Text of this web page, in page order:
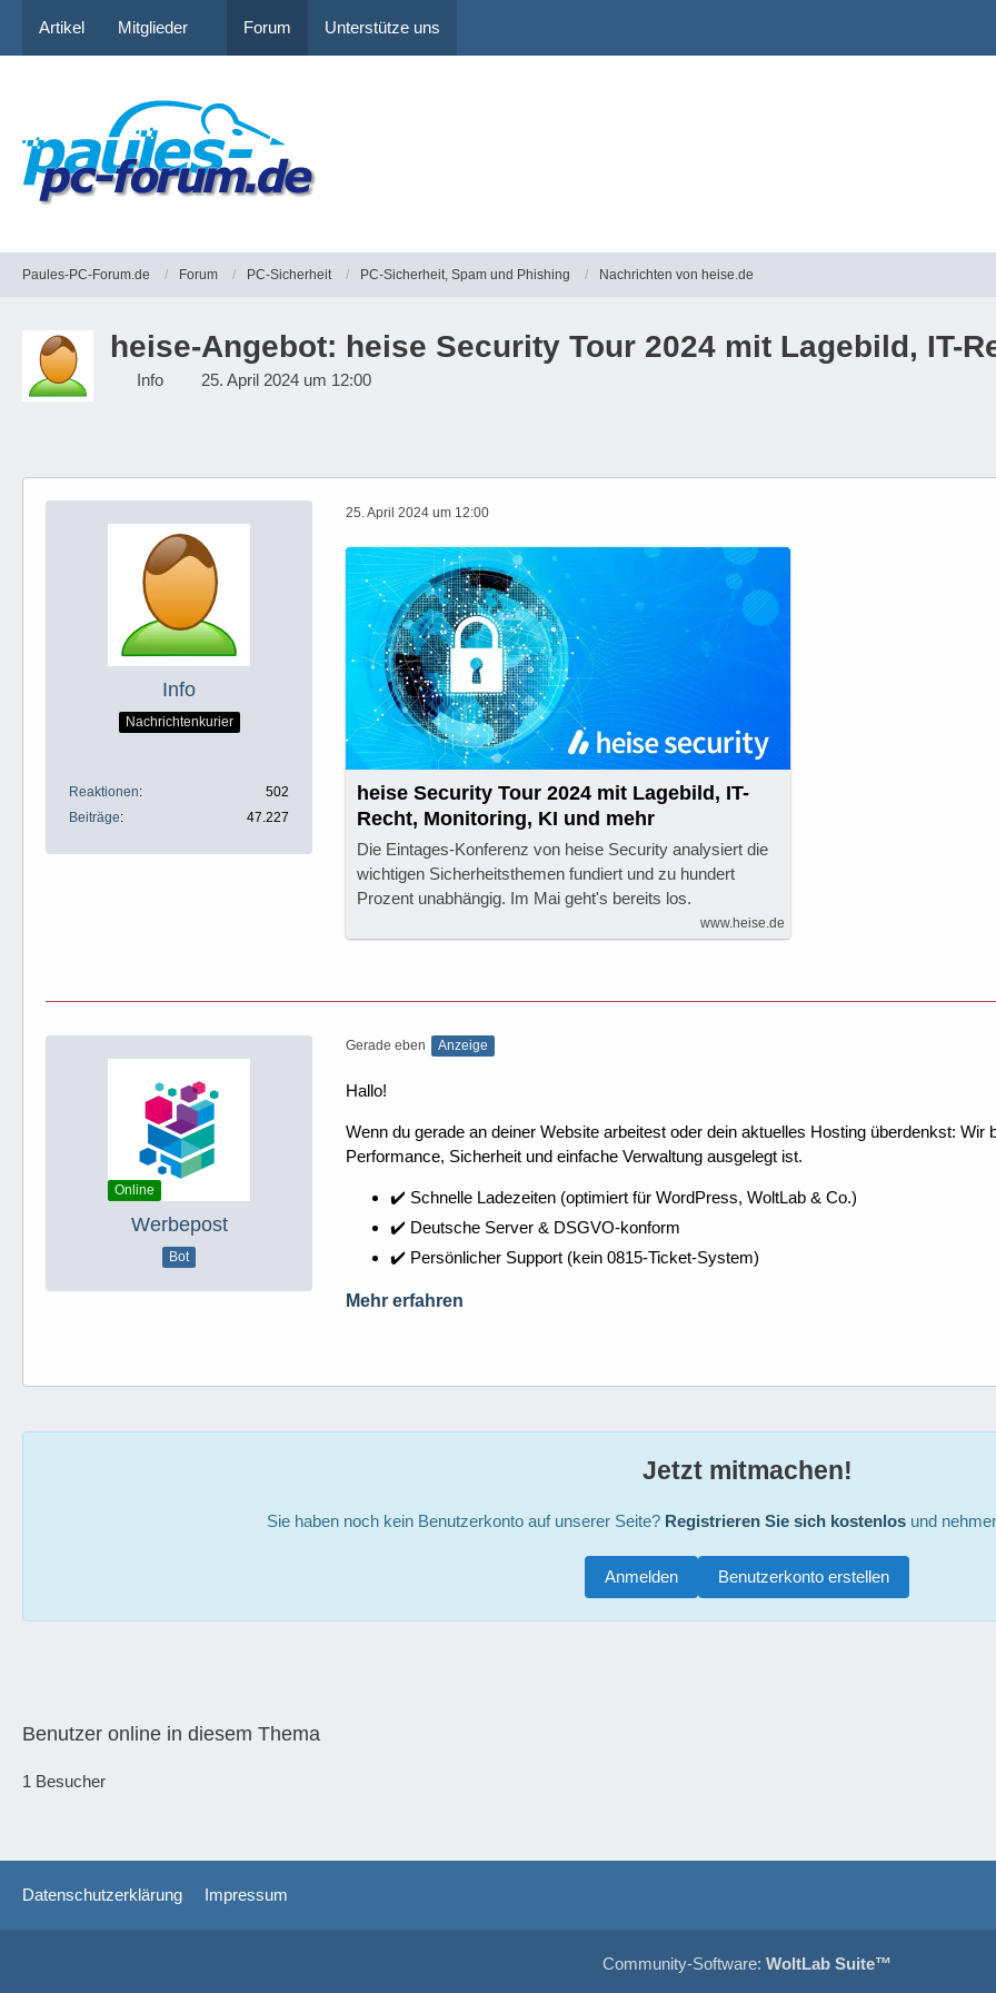
Artikel Mitglieder Forum Unterstütze uns
Paules-PC-Forum.de Forum PC-Sicherheit PC-Sicherheit, Spam und Phishing Nachrichten von heise.de
heise-Angebot: heise Security Tour 2024 mit Lagebild, IT-
Info 25. April 2024 um 12:00
Info
Nachrichtenkurier
Reaktionen
502
Beiträge
47.227
25. April 2024 um 12:00
heise Security Tour 2024 mit Lagebild, IT-
Recht, Monitoring, KI und mehr
Die Eintages-Konferenz von heise Security analysiert die
wichtigen Sicherheitsthemen fundiert und zu hundert
Prozent unabhängig. Im Mai geht's bereits los.
www.heise.de
Online
Werbepost
Bot
Gerade eben Anzeige
Hallo!
Wenn du gerade an deiner Website arbeitest oder dein aktuelles Hosting überdenkst:
Performance, Sicherheit und einfache Verwaltung ausgelegt ist.
✔️ Schnelle Ladezeiten (optimiert für WordPress, WoltLab & Co.)
✔️ Deutsche Server & DSGVO-konform
✔️ Persönlicher Support (kein 0815-Ticket-System)
Mehr erfahren
Jetzt mitmachen!
Sie haben noch kein Benutzerkonto auf unserer Seite? Registrieren Sie sich kostenlosund
Benutzerkonto erstellen
Anmelden
Benutzer online in diesem Thema
1 Besucher
Datenschutzerklärung Impressum
Community-Software: WoltLab Suite™